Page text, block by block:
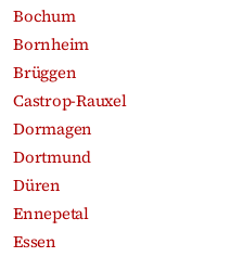
Bochum
Bornheim
Brüggen
Castrop-Rauxel
Dormagen
Dortmund
Düren
Ennepetal
Essen